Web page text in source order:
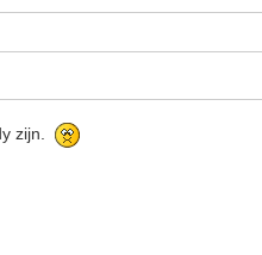
zijn.